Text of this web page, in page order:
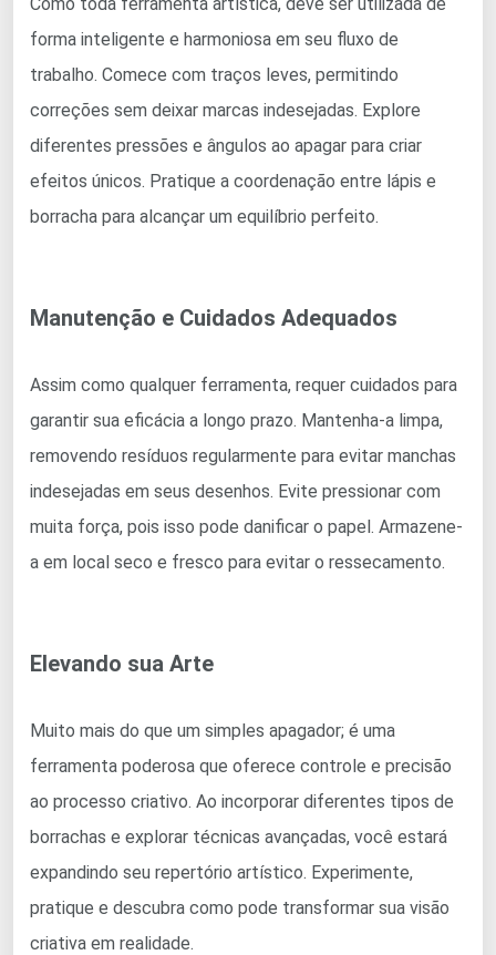
forma inteligente e harmoniosa em seu fluxo de
trabalho. Comece com traços leves, permitindo
correções sem deixar marcas indesejadas. Explore
diferentes pressões e ângulos ao apagar para criar
efeitos únicos. Pratique a coordenação entre lápis e
borracha para alcançar um equilíbrio perfeito.
Manutenção e Cuidados Adequados
Assim como qualquer ferramenta, requer cuidados para
garantir sua eficácia a longo prazo. Mantenha-a limpa,
removendo resíduos regularmente para evitar manchas
indesejadas em seus desenhos. Evite pressionar com
muita força, pois isso pode danificar o papel. Armazene-
a em local seco e fresco para evitar o ressecamento.
Elevando sua Arte
Muito mais do que um simples apagador; é uma
ferramenta poderosa que oferece controle e precisão
ao processo criativo. Ao incorporar diferentes tipos de
borrachas e explorar técnicas avançadas, você estará
expandindo seu repertório artístico. Experimente,
pratique e descubra como pode transformar sua visão
criativa em realidade.